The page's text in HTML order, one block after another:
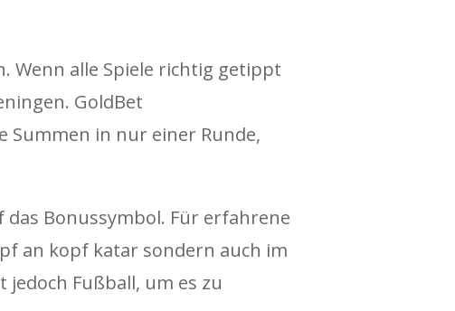
Wenn alle Spiele richtig getippt
GoldBet
Summen in nur einer Runde,
das Bonussymbol. Für erfahrene
an kopf katar sondern auch im
jedoch Fußball, um es zu